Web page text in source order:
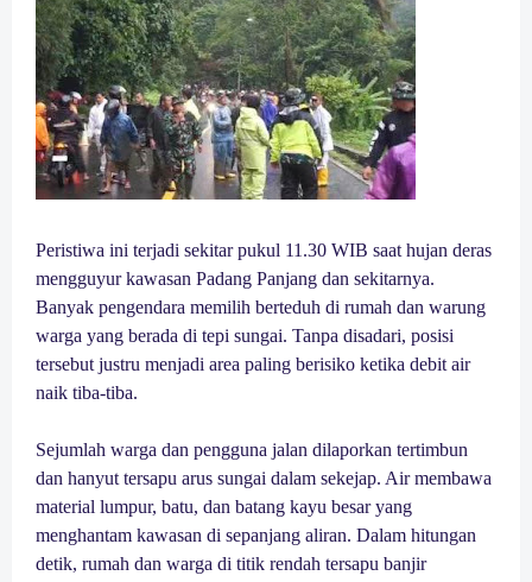
Peristiwa ini terjadi sekitar pukul 11.30 WIB saat hujan deras
mengguyur kawasan Padang Panjang dan sekitarnya.
Banyak pengendara memilih berteduh di rumah dan warung
warga yang berada di tepi sungai. Tanpa disadari, posisi
tersebut justru menjadi area paling berisiko ketika debit air
naik tiba-tiba.
Sejumlah warga dan pengguna jalan dilaporkan tertimbun
dan hanyut tersapu arus sungai dalam sekejap. Air membawa
material lumpur, batu, dan batang kayu besar yang
menghantam kawasan di sepanjang aliran. Dalam hitungan
detik, rumah dan warga di titik rendah tersapu banjir